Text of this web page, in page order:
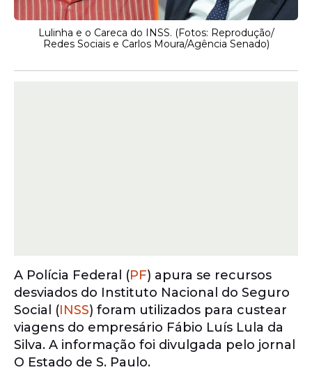
Lulinha e o Careca do INSS. (Fotos: Reprodução/
Redes Sociais e Carlos Moura/Agência Senado)
A Polícia Federal (PF) apura se recursos
desviados do Instituto Nacional do Seguro
Social (INSS) foram utilizados para custear
viagens do empresário Fábio Luís Lula da
Silva. A informação foi divulgada pelo jornal
O Estado de S. Paulo.